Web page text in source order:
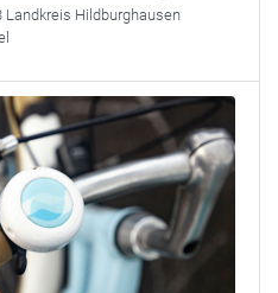
Landkreis Hildburghausen